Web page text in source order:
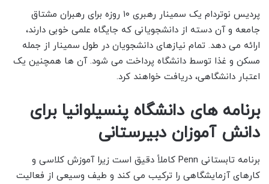
پردیس نوتردام یک سمینار رهبری ۱۰ روزه برای رهبران مشتاق
جامعه و آن دسته از دانشجویانی که جایگاه علمی خوبی دارند،
ارائه می دهد. تمام نیازهای دانشجویان در طول سمینار از جمله
مسکن و غذا توسط دانشگاه پرداخت می شود. آن ها همچنین یک
اعتبار دانشگاهی، دریافت خواهند کرد.
برنامه های دانشگاه پنسیلوانیا برای
دانش آموزان دبیرستانی
برنامه تابستانی Penn کاملاً دقیق است زیرا آموزش کلاسی و
کارهای آزمایشگاهی را ترکیب می کند و طیف وسیعی از فعالیت